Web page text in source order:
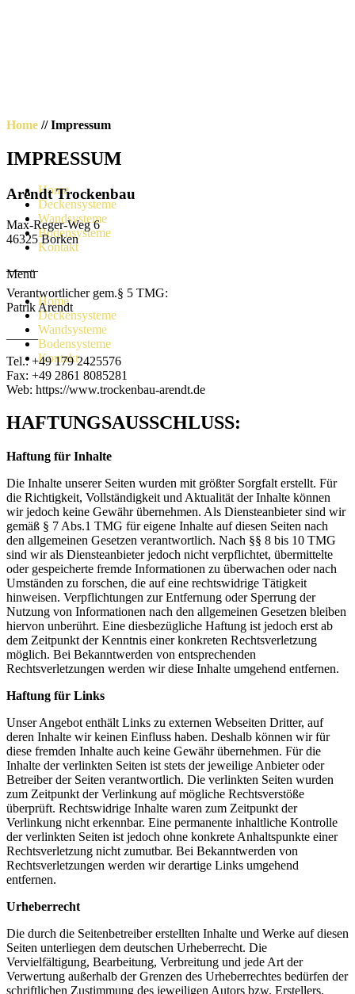
Home
Deckensysteme
Wandsysteme
Bodensysteme
Kontakt
Menü
Home
Deckensysteme
Wandsysteme
Bodensysteme
Kontakt
Home // Impressum
IMPRESSUM
Arendt Trockenbau
Max-Reger-Weg 6
46325 Borken
Verantwortlicher gem.§ 5 TMG:
Patrik Arendt
_____
Tel.: +49 179 2425576
Fax: +49 2861 8085281
Web: https://www.trockenbau-arendt.de
HAFTUNGSAUSSCHLUSS:
Haftung für Inhalte
Die Inhalte unserer Seiten wurden mit größter Sorgfalt erstellt. Für
die Richtigkeit, Vollständigkeit und Aktualität der Inhalte können
wir jedoch keine Gewähr übernehmen. Als Diensteanbieter sind wir
gemäß § 7 Abs.1 TMG für eigene Inhalte auf diesen Seiten nach
den allgemeinen Gesetzen verantwortlich. Nach §§ 8 bis 10 TMG
sind wir als Diensteanbieter jedoch nicht verpflichtet, übermittelte
oder gespeicherte fremde Informationen zu überwachen oder nach
Umständen zu forschen, die auf eine rechtswidrige Tätigkeit
hinweisen. Verpflichtungen zur Entfernung oder Sperrung der
Nutzung von Informationen nach den allgemeinen Gesetzen bleiben
hiervon unberührt. Eine diesbezügliche Haftung ist jedoch erst ab
dem Zeitpunkt der Kenntnis einer konkreten Rechtsverletzung
möglich. Bei Bekanntwerden von entsprechenden
Rechtsverletzungen werden wir diese Inhalte umgehend entfernen.
Haftung für Links
Unser Angebot enthält Links zu externen Webseiten Dritter, auf
deren Inhalte wir keinen Einfluss haben. Deshalb können wir für
diese fremden Inhalte auch keine Gewähr übernehmen. Für die
Inhalte der verlinkten Seiten ist stets der jeweilige Anbieter oder
Betreiber der Seiten verantwortlich. Die verlinkten Seiten wurden
zum Zeitpunkt der Verlinkung auf mögliche Rechtsverstöße
überprüft. Rechtswidrige Inhalte waren zum Zeitpunkt der
Verlinkung nicht erkennbar. Eine permanente inhaltliche Kontrolle
der verlinkten Seiten ist jedoch ohne konkrete Anhaltspunkte einer
Rechtsverletzung nicht zumutbar. Bei Bekanntwerden von
Rechtsverletzungen werden wir derartige Links umgehend
entfernen.
Urheberrecht
Die durch die Seitenbetreiber erstellten Inhalte und Werke auf diesen
Seiten unterliegen dem deutschen Urheberrecht. Die
Vervielfältigung, Bearbeitung, Verbreitung und jede Art der
Verwertung außerhalb der Grenzen des Urheberrechtes bedürfen der
schriftlichen Zustimmung des jeweiligen Autors bzw. Erstellers.